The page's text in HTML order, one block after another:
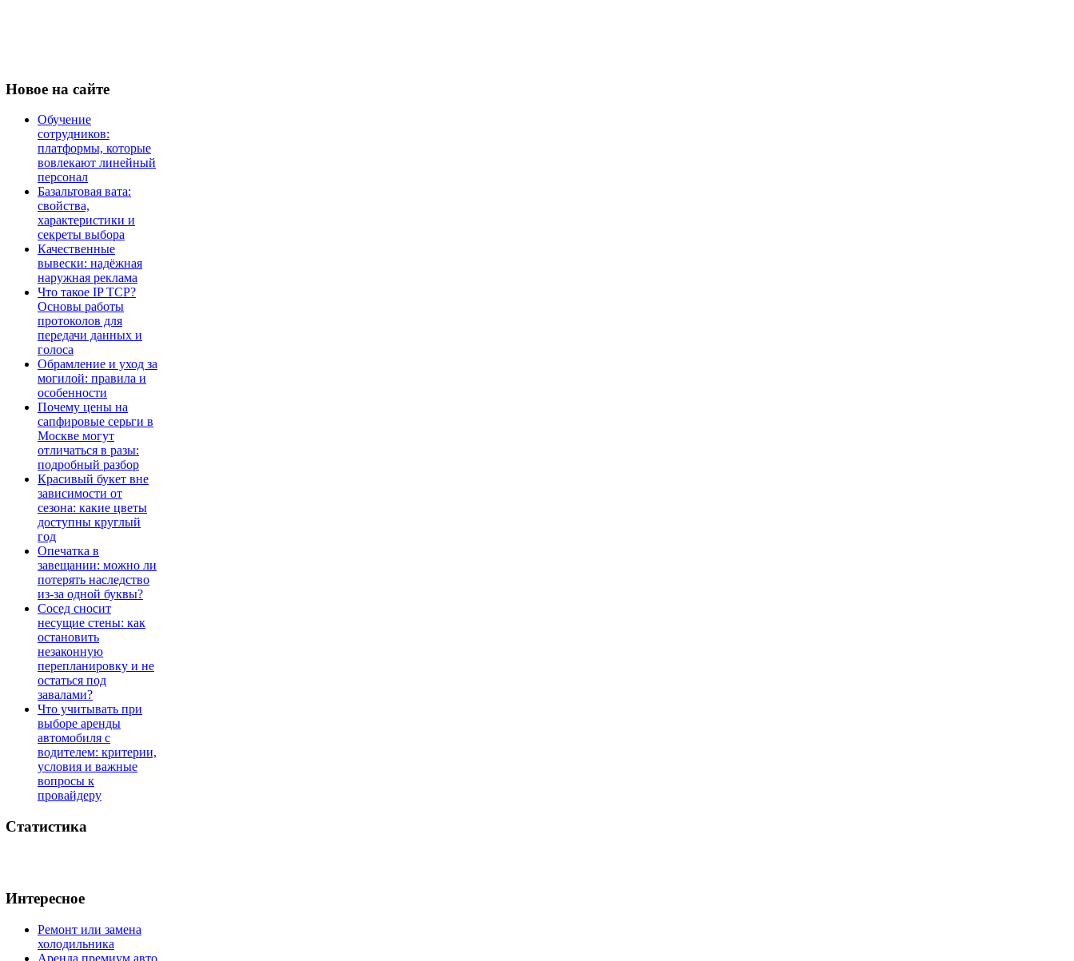
Новое на сайте
Обучение
сотрудников:
платформы, которые
вовлекают линейный
персонал
Базальтовая вата:
свойства,
характеристики и
секреты выбора
Качественные
вывески: надёжная
наружная реклама
Что такое IP TCP?
Основы работы
протоколов для
передачи данных и
голоса
Обрамление и уход за
могилой: правила и
особенности
Почему цены на
сапфировые серьги в
Москве могут
отличаться в разы:
подробный разбор
Красивый букет вне
зависимости от
сезона: какие цветы
доступны круглый
год
Опечатка в
завещании: можно ли
потерять наследство
из-за одной буквы?
Сосед сносит
несущие стены: как
остановить
незаконную
перепланировку и не
остаться под
завалами?
Что учитывать при
выборе аренды
автомобиля с
водителем: критерии,
условия и важные
вопросы к
провайдеру
Статистика
Интересное
Ремонт или замена
холодильника